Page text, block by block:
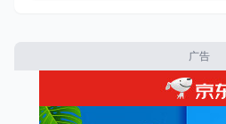
广告